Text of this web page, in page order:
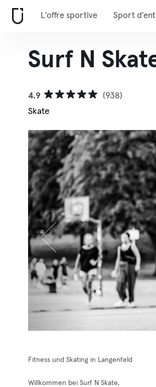
L'offre sportive Sport
Surf N
4.9
(938)
Skate
Fitness und Skating in Langenfeld
Willkommen bei Surf N Skate,